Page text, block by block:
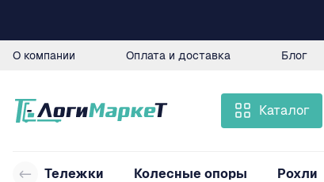
О компании Оплата и доставка Блог
Каталог
Тележки Колесные опоры Рохли